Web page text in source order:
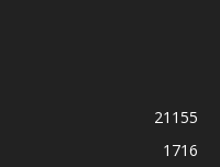
21155
1716